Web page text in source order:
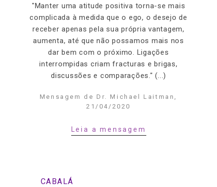
"Manter uma atitude positiva torna-se mais
complicada à medida que o ego, o desejo de
receber apenas pela sua própria vantagem,
aumenta, até que não possamos mais nos
dar bem com o próximo. Ligações
interrompidas criam fracturas e brigas,
discussões e comparações." (...)
Mensagem de Dr. Michael Laitman,
21/04/2020
Leia a mensagem
CABALÁ